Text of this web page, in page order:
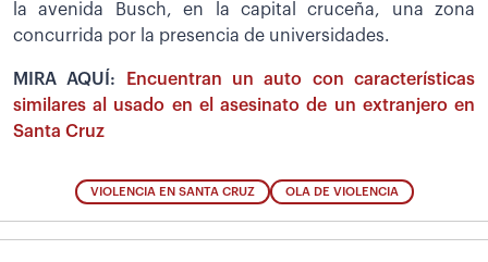
la avenida Busch, en la capital cruceña, una zona
concurrida por la presencia de universidades.
MIRA AQUÍ:
Encuentran un auto con características
similares al usado en el asesinato de un extranjero en
Santa Cruz
VIOLENCIA EN SANTA CRUZ OLA DE VIOLENCIA